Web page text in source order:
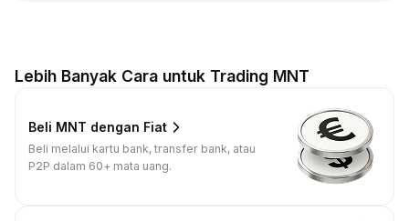
Lebih Banyak Cara untuk Trading MNT
Beli MNT dengan Fiat
Beli melalui kartu bank, transfer bank, atau
P2P dalam 60+ mata uang.